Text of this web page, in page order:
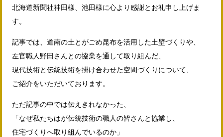
北海道新聞社神田様、池田様に心より感謝とお礼申し上げま
す。
記事では、道南の土とがごめ昆布を活用した土壁づくりや、
左官職人野田さんとの協業を通して取り組んだ、
現代技術と伝統技術を掛け合わせた空間づくりについて、
ご紹介をいただいております。
ただ記事の中では伝えきれなかった、
「なぜ私たちはが伝統技術の職人の皆さんと協業し、
住宅づくりへ取り組んでいるのか」